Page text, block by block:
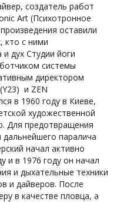
создатель работ
Art (Психотронное
оставили
кто с ними
дух Студии йоги
системы
директором
и ZEN
в 1960 году в Киеве,
художественной
Для предотвращения
паралича
начал активно
и в 1976 году он начал
и дыхательные техники
и дайверов. После
в качестве пловца, а